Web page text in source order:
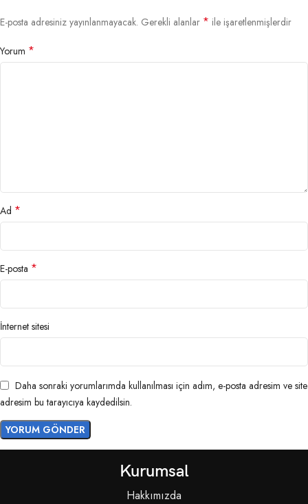
E-posta adresiniz yayınlanmayacak. Gerekli alanlar * ile işaretlenmişlerdir
Yorum *
Ad *
E-posta *
İnternet sitesi
Daha sonraki yorumlarımda kullanılması için adım, e-posta adresim ve site
adresim bu tarayıcıya kaydedilsin.
Kurumsal
Hakkımızda